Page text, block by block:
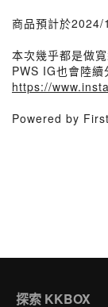
商品預計於
本次幾乎都是做
PWS IG也會陸續
https://
Powered by
探索 KKBOX